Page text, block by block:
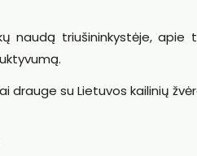
naudą triušininkystėje, apie
drauge su Lietuvos kailinių